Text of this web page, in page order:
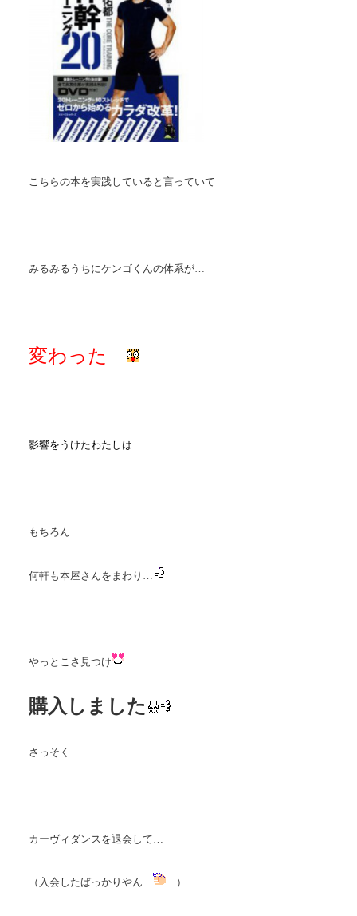
こちらの本を実践していると言っていて
みるみるうちにケンゴくんの体系が…
変わった
影響をうけたわたしは…
もちろん
何軒も本屋さんをまわり…
やっとこさ見つけ
購入しました
さっそく
カーヴィダンスを退会して…
（入会したばっかりやん ）